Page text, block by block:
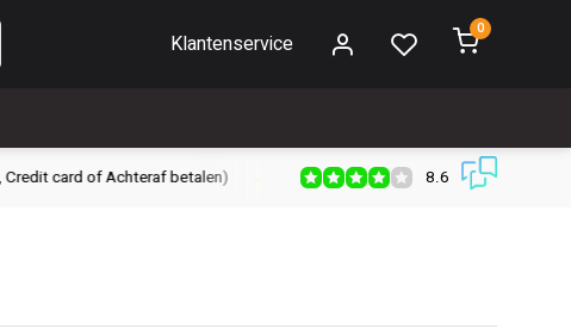
Klantenservice
0
Gratis verzenden vanaf € 30,- (NL) Verzendkosten € 2,95 (NL)
8.6